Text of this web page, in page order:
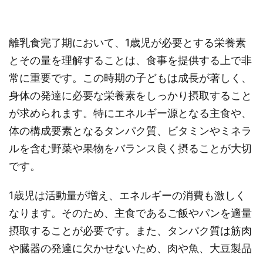
離乳食完了期において、1歳児が必要とする栄養素
とその量を理解することは、食事を提供する上で非
常に重要です。この時期の子どもは成長が著しく、
身体の発達に必要な栄養素をしっかり摂取すること
が求められます。特にエネルギー源となる主食や、
体の構成要素となるタンパク質、ビタミンやミネラ
ルを含む野菜や果物をバランス良く摂ることが大切
です。
1歳児は活動量が増え、エネルギーの消費も激しく
なります。そのため、主食であるご飯やパンを適量
摂取することが必要です。また、タンパク質は筋肉
や臓器の発達に欠かせないため、肉や魚、大豆製品